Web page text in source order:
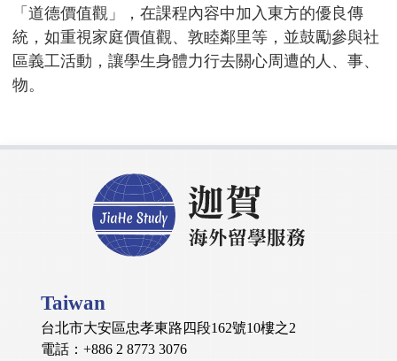
「道德價值觀」，在課程內容中加入東方的優良傳
統，如重視家庭價值觀、敦睦鄰里等，並鼓勵參與社
區義工活動，讓學生身體力行去關心周遭的人、事、
物。
Taiwan
台北市大安區忠孝東路四段162號10樓之2
電話：+886 2 8773 3076